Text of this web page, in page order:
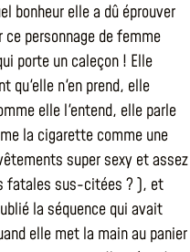
bonheur elle a dû éprouver
personnage de femme
porte un caleçon ! Elle
qu'elle n'en prend, elle
elle l'entend, elle parle
la cigarette comme une
super sexy et assez
fatales sus-citées ? ), et
la séquence qui avait
elle met la main au panier